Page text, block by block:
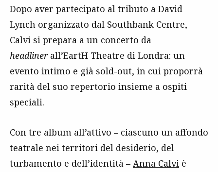
Dopo aver partecipato al tributo a David
Lynch organizzato dal Southbank Centre,
Calvi si prepara a un concerto da
headlinerall’EartH Theatre di Londra: un
evento intimo e già sold-out, in cui proporrà
rarità del suo repertorio insieme a ospiti
speciali.
Con tre album all’attivo – ciascuno un affondo
teatrale nei territori del desiderio, del
turbamento e dell’identità – Anna Calvi è